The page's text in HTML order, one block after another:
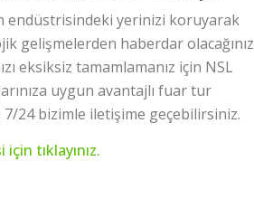
endüstrisindeki yerinizi koruyarak
gelişmelerden haberdar olacağınız
eksiksiz tamamlamanız için NSL
uygun avantajlı fuar tur
24 bizimle iletişime geçebilirsiniz.
tıklayınız.